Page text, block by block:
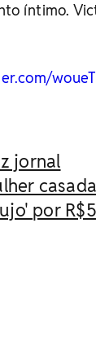
íntimo.
jornal
por